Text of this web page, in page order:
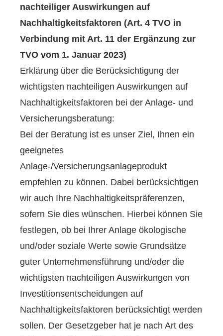
nachteiliger Auswirkungen auf
Nachhaltigkeitsfaktoren (Art. 4 TVO in
Verbindung mit Art. 11 der Ergänzung zur
TVO vom 1. Januar 2023)
Erklärung über die Berücksichtigung der
wichtigsten nachteiligen Auswirkungen auf
Nachhaltigkeitsfaktoren bei der Anlage- und
Versicherungsberatung:
Bei der Beratung ist es unser Ziel, Ihnen ein
geeignetes
Anlage-/Versicherungsanlageprodukt
empfehlen zu können. Dabei berücksichtigen
wir auch Ihre Nachhaltigkeitspräferenzen,
sofern Sie dies wünschen. Hierbei können Sie
festlegen, ob bei Ihrer Anlage ökologische
und/oder soziale Werte sowie Grundsätze
guter Unternehmensführung und/oder die
wichtigsten nachteiligen Auswirkungen von
Investitionsentscheidungen auf
Nachhaltigkeitsfaktoren berücksichtigt werden
sollen. Der Gesetzgeber hat je nach Art des